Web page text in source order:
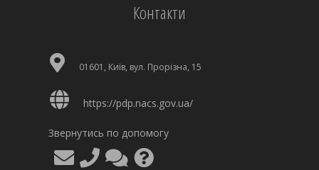
Контакти
01601, Київ, вул. Прорізна, 15
https://pdp.nacs.gov.ua/
Звернутись по допомогу